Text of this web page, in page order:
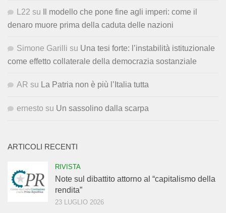
L22 su
Il modello che pone fine agli imperi: come il
denaro muore prima della caduta delle nazioni
Simone Garilli su Una tesi forte: l’instabilità istituzionale
come effetto collaterale della democrazia sostanziale
AR su La Patria non è più l’Italia tutta
ernesto su Un sassolino dalla scarpa
ARTICOLI RECENTI
RIVISTA
Note sul dibattito attorno al “capitalismo della
rendita”
23 LUGLIO 2026